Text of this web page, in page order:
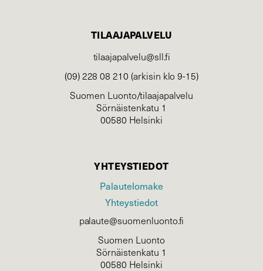
TILAAJAPALVELU
tilaajapalvelu@sll.fi
(09) 228 08 210 (arkisin klo 9-15)
Suomen Luonto/tilaajapalvelu
Sörnäistenkatu 1
00580 Helsinki
YHTEYSTIEDOT
Palautelomake
Yhteystiedot
palaute@suomenluonto.fi
Suomen Luonto
Sörnäistenkatu 1
00580 Helsinki